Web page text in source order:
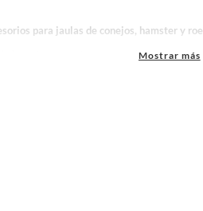
para jaulas de conejos, hamster y
para tus proyectos y renovación deMostrar más